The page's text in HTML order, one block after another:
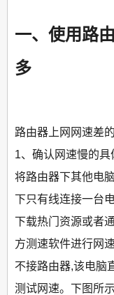
一、使用路
多
路由器上网网速差
1、确认网速慢的具
将路由器下其他电
下只有线连接一台
下载热门资源或者
方测速软件进行网速
不接路由器,该电脑
测试网速。下图所